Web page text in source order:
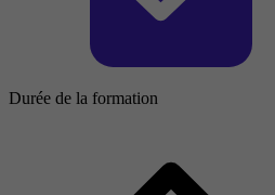
Durée de la formation